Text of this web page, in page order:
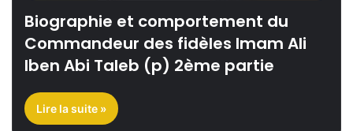
Biographie et comportement du
Commandeur des fidèles Imam Ali
Iben Abi Taleb (p) 2ème partie
Lire la suite »